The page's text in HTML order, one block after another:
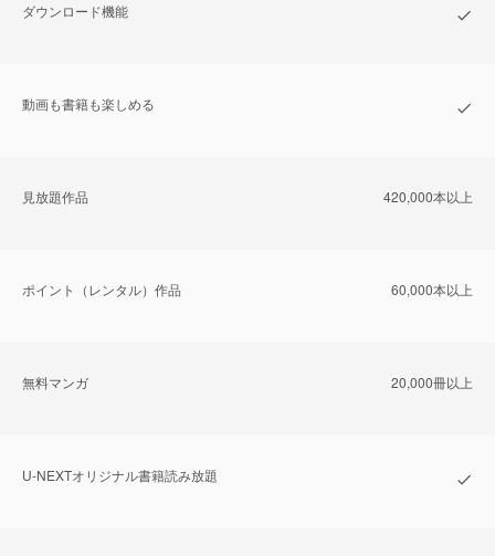
ダウンロード機能
動画も書籍も楽しめる
⾒放題作品 420,000本以上
ポイント（レンタル）作品 60,000本以上
無料マンガ 20,000冊以上
U-NEXTオリジナル書籍読み放題